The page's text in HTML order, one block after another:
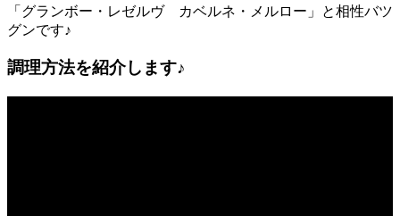
「グランボー・レゼルヴ カベルネ・メルロー」と相性バツ
グンです♪
調理方法を紹介します♪